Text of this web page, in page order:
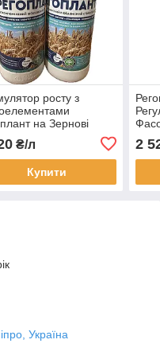
росту з
на Зернові
Регоплант на
Ячмінь
₴/л
Купити
2
Україна